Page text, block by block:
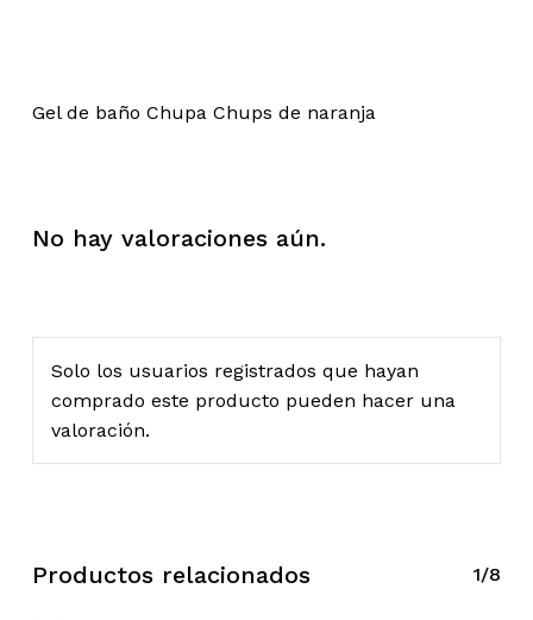
Gel de baño Chupa Chups de naranja
No hay valoraciones aún.
Solo los usuarios registrados que hayan
comprado este producto pueden hacer una
valoración.
Productos relacionados 1/8